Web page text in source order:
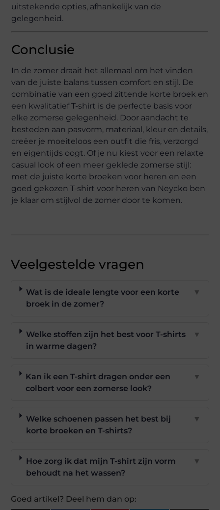
uitstekende opties, afhankelijk van de
gelegenheid.
Conclusie
In de zomer draait het allemaal om het vinden
van de juiste balans tussen comfort en stijl. De
combinatie van een goed zittende korte broek en
een kwalitatief T-shirt is de perfecte basis voor
elke zomerse gelegenheid. Door aandacht te
besteden aan pasvorm, materiaal, kleur en details,
creëer je moeiteloos een outfit die fris, verzorgd
en eigentijds oogt. Of je nu kiest voor een relaxte
casual look of een meer geklede zomerse stijl:
met de juiste korte broeken voor heren en een
goed gekozen T-shirt voor heren van Neycko ben
je klaar om stijlvol de zomer door te komen.
Veelgestelde vragen
Wat is de ideale lengte voor een korte
broek in de zomer?
▼
Welke stoffen zijn het best voor T-shirts
in warme dagen?
▼
Kan ik een T-shirt dragen onder een
colbert voor een zomerse look?
▼
Welke schoenen passen het best bij
korte broeken en T-shirts?
▼
Hoe zorg ik dat mijn T-shirt zijn vorm
behoudt na het wassen?
▼
Goed artikel? Deel hem dan op: